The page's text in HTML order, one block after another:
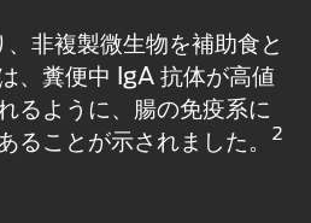
非複製微生物を補助食と
、糞便中 IgA 抗体が高値
るように、腸の免疫系に
ることが示されました。
2